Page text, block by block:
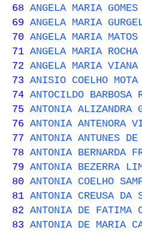
68 ANGELA MARIA
69 ANGELA MARIA
70 ANGELA MARIA
71 ANGELA MARIA ROCHA
72 ANGELA MARIA VIANA
73 ANISIO COELHO MOTA
74 ANTOCILDO BARBOSA
75 ANTONIA ALIZANDRA
76 ANTONIA ANTENORA
77 ANTONIA ANTUNES DE
78 ANTONIA BERNARDA
79 ANTONIA BEZERRA
80 ANTONIA COELHO
81 ANTONIA CREUSA DA
82 ANTONIA DE FATIMA
83 ANTONIA DE MARIA